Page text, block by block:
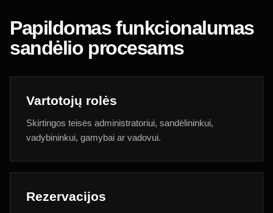
Papildomas funkcionalumas
sandėlio procesams
Vartotojų rolės
Skirtingos teisės administratoriui, sandėlininkui,
vadybininkui, gamybai ar vadovui.
Rezervacijos